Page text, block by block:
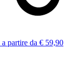
a partire da € 59,90